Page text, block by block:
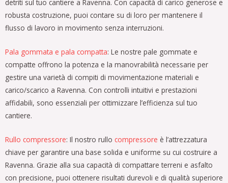
detriti sul tuo cantiere a Ravenna. Con capacità di carico generose e
robusta costruzione, puoi contare su di loro per mantenere il
flusso di lavoro in movimento senza interruzioni.
Pala gommata e pala compatta: Le nostre pale gommate e
compatte offrono la potenza e la manovrabilità necessarie per
gestire una varietà di compiti di movimentazione materiali e
carico/scarico a Ravenna. Con controlli intuitivi e prestazioni
affidabili, sono essenziali per ottimizzare l’efficienza sul tuo
cantiere.
Rullo compressore: Il nostro rullo compressore è l’attrezzatura
chiave per garantire una base solida e uniforme su cui costruire a
Ravenna. Grazie alla sua capacità di compattare terreni e asfalto
con precisione, puoi ottenere risultati durevoli e di qualità superiore